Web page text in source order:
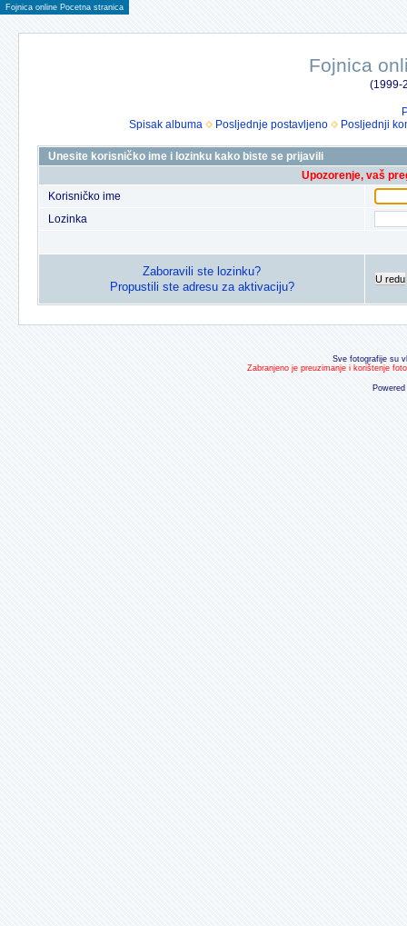
Fojnica online Pocetna stranica
Fojnica
(1999-
Spisak albuma
Posljednje postavljeno Posljednji
Unesite korisničko ime i lozinku kako biste se prijavili
Upozorenje, vaš
Korisničko ime
Lozinka
Zaboravili ste lozinku?
Propustili ste adresu za aktivaciju?
U redu
Sve fotografije su
Zabranjeno je preuzimanje i korištenje